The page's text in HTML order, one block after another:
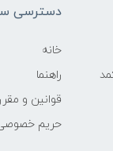
دسترسی
خانه
راهنما
قوانین و
حریم